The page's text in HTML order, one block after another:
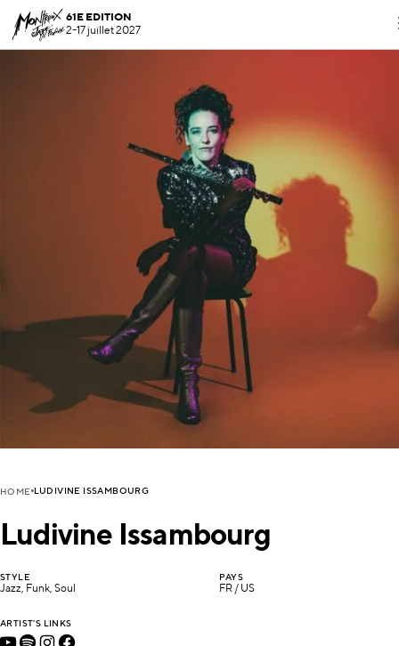
61E EDITION
2-17 juillet 2027
HOME LUDIVINE ISSAMBOURG
Ludivine Issambourg
STYLE
Jazz, Funk, Soul
PAYS
FR / US
ARTIST'S LINKS